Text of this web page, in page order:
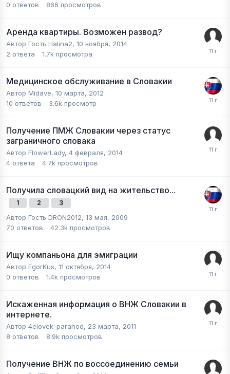
0 ответов 866 просмотров
Аренда квартиры. Возможен развод?
Автор Гость Halina2, 10 ноября, 2014
2 ответа 1.7k просмотра
Медицинское обслуживание в Словакии
Автор Midave, 10 марта, 2012
10 ответов 3.6k просмотр
Получение ПМЖ Словакии через статус
заграничного словака
Автор FlowerLady, 4 февраля, 2014
4 ответа 4.7k просмотров
Получила словацкий вид на жительство...
1 2 3
Автор Гость DRON2012, 13 мая, 2009
70 ответов 42.3k просмотров
Ищу компаньона для эмиграции
Автор EgorKus, 11 октября, 2014
0 ответов 1.4k просмотров
Искаженная информация о ВНЖ Словакии в
интернете.
Автор 4elovek_parahod, 23 марта, 2011
8 ответов 8.9k просмотров
Получение ВНЖ по воссоединению семьи